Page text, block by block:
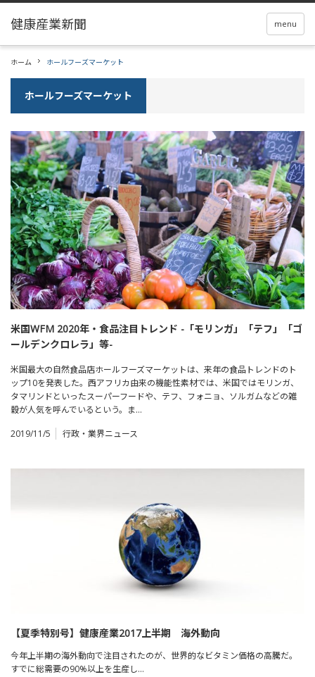
menu
ホーム ホールフーズマーケット
ホールフーズマーケット
米国WFM 2020年・食品注目トレンド -「モリンガ」「テフ」「ゴ
ールデンクロレラ」等-
米国最大の自然食品店ホールフーズマーケットは、来年の食品トレンドのト
ップ10を発表した。西アフリカ由来の機能性素材では、米国ではモリンガ、
タマリンドといったスーパーフードや、テフ、フォニョ、ソルガムなどの雑
穀が人気を呼んでいるという。ま…
2019/11/5
行政・業界ニュース
【夏季特別号】健康産業2017上半期 海外動向
今年上半期の海外動向で注目されたのが、世界的なビタミン価格の高騰だ。
すでに総需要の90%以上を生産し…